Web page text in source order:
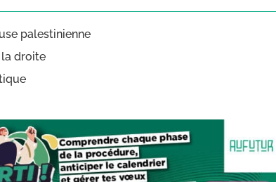
palestinienne
la droite